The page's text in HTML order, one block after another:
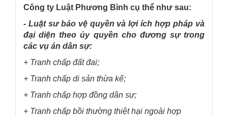
Công ty Luật Phương Bình cụ thể như sau:
- Luật sư bảo vệ quyền và lợi ích hợp pháp và
đại diện theo ủy quyền cho đương sự trong
các vụ án dân sự:
+ Tranh chấp đất đai;
+ Tranh chấp di sản thừa kế;
+ Tranh chấp hợp đồng dân sự;
+ Tranh chấp bồi thường thiệt hại ngoài hợp